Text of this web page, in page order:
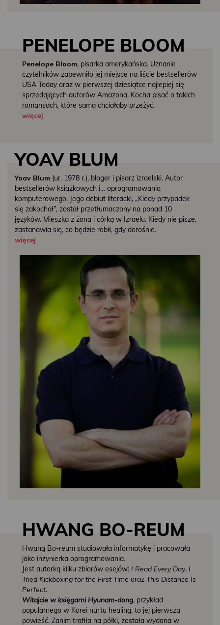
PENELOPE BLOOM
Penelope Bloom, pisarka amerykańska. Uznanie
czytelników zapewniło jej miejsce na liście bestsellerów
USA Today oraz w pierwszej dziesiątce najlepiej się
sprzedających autorów Amazona. Kocha pisać o takich
romansach, które sama chciałaby przeżyć.
więcej
YOAV BLUM
Yoav Blum (ur. 1978 r.), bloger i pisarz izraelski. Autor
bestsellerów książkowych i… oprogramowania
komputerowego. Jego debiut literacki, „Kiedy przypadek
się zakochał”, został przetłumaczony na ponad 10
języków. Mieszka z żona i córką w Izraelu. Kiedy nie pisze,
zastanawia się, co będzie robił, gdy dorośnie.
więcej
HWANG BO-REUM
Hwang Bo-reum studiowała informatykę i pracowała
jako inżynierka oprogramowania.
Jest autorką kilku zbiorów esejów: I Read Every Day, I
Tried Kickboxing for the First Time oraz This Distance Is
Perfect.
Witajcie w księgarni Hyunam-dong, przykład
popularnego w Korei nurtu healing, to jej pierwsza
powieść. Zanim trafiła na półki, została wydana w